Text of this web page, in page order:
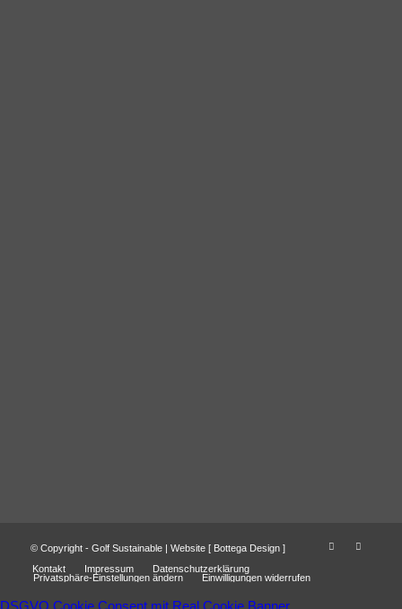
© Copyright - Golf Sustainable | Website [ Bottega Design]
Kontakt
Impressum
Datenschutzerklärung
Privatsphäre-Einstellungen ändern
Einwilligungen widerrufen